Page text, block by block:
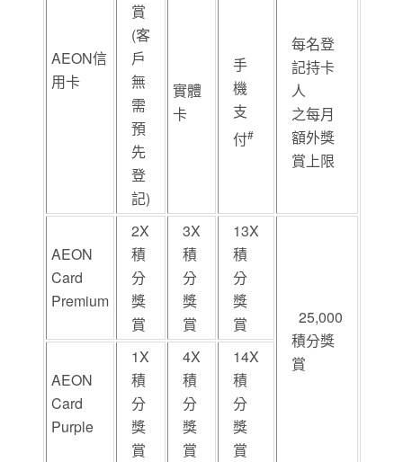
AEON信
用卡
賞
(客
戶
無
需
預
先
登
記)
實體
卡
手
機
支
付#
每名登
記持卡
人
之每月
額外獎
賞上限
AEON
Card
Premium
2X
積
分
獎
賞
3X
積
分
獎
賞
13X
積
分
獎
賞
25,000
積分獎
賞
AEON
Card
Purple
1X
積
分
獎
賞
4X
積
分
獎
賞
14X
積
分
獎
賞